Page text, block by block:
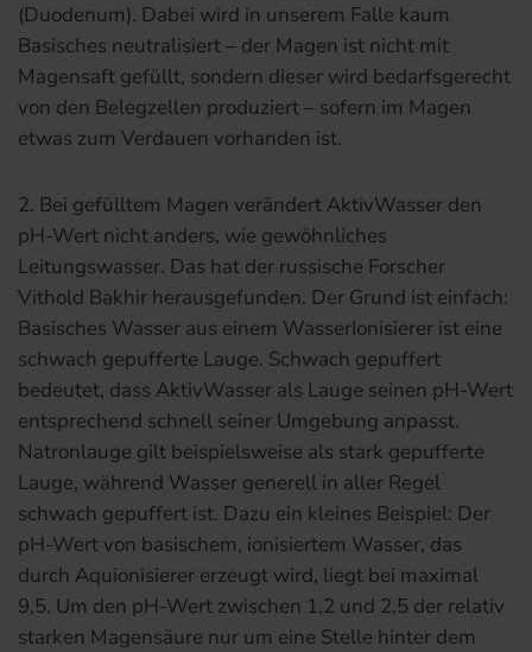
(Duodenum). Dabei wird in unserem Falle kaum
Basisches neutralisiert – der Magen ist nicht mit
Magensaft gefüllt, sondern dieser wird bedarfsgerecht
von den Belegzellen produziert – sofern im Magen
etwas zum Verdauen vorhanden ist.
2. Bei gefülltem Magen verändert AktivWasser den
pH-Wert nicht anders, wie gewöhnliches
Leitungswasser. Das hat der russische Forscher
Vithold Bakhir herausgefunden. Der Grund ist einfach:
Basisches Wasser aus einem WasserIonisierer ist eine
schwach gepufferte Lauge. Schwach gepuffert
bedeutet, dass AktivWasser als Lauge seinen pH-Wert
entsprechend schnell seiner Umgebung anpasst.
Natronlauge gilt beispielsweise als stark gepufferte
Lauge, während Wasser generell in aller Regel
schwach gepuffert ist. Dazu ein kleines Beispiel: Der
pH-Wert von basischem, ionisiertem Wasser, das
durch Aquionisierer erzeugt wird, liegt bei maximal
9,5. Um den pH-Wert zwischen 1,2 und 2,5 der relativ
starken Magensäure nur um eine Stelle hinter dem